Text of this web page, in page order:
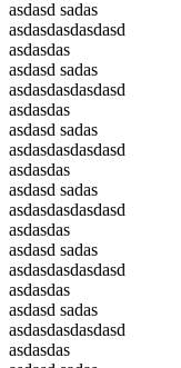
asdasd sadas
asdasdasdasdasd
asdasdas
asdasd sadas
asdasdasdasdasd
asdasdas
asdasd sadas
asdasdasdasdasd
asdasdas
asdasd sadas
asdasdasdasdasd
asdasdas
asdasd sadas
asdasdasdasdasd
asdasdas
asdasd sadas
asdasdasdasdasd
asdasdas